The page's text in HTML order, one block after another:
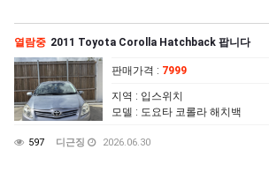
열람중 2011 Toyota Corolla Hatchback 팝니다
판매가격 : 7999
지역 : 입스위치
모델 : 도요타 코롤라 해치백
597 디근징 2026.06.30